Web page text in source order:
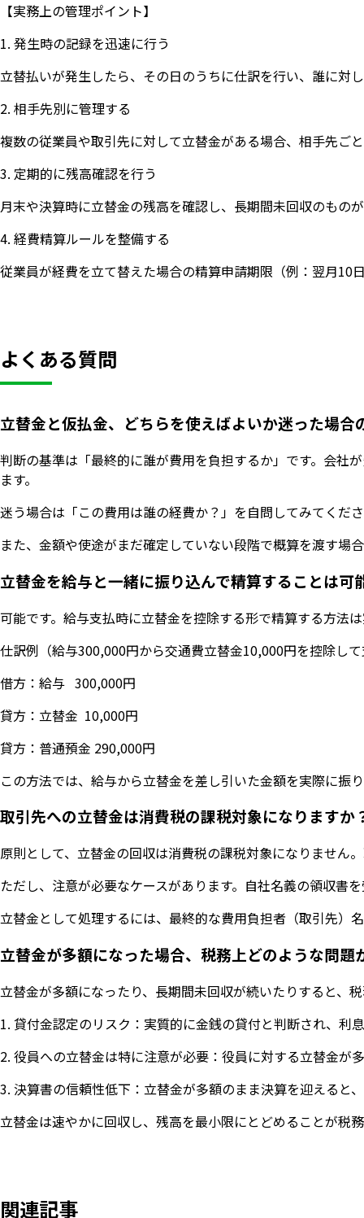
【実務上の管理ポイント】
1. 発生時の記録を迅速に行う
立替払いが発生したら、その日のうちに仕訳を行い、誰に対
2. 相手先別に管理する
複数の従業員や取引先に対して立替金がある場合、相手先ご
3. 定期的に残高確認を行う
月末や決算時に立替金の残高を確認し、長期間未回収のもの
4. 経費精算ルールを整備する
従業員が経費を立て替えた場合の精算申請期限（例：翌月10
よくある質問
立替金と仮払金、どちらを使えばよいか迷った場合
判断の基準は「最終的に誰が費用を負担するか」です。会社
ます。
迷う場合は「この費用は誰の経費か？」を自問してみてくだ
また、金額や使途がまだ確定していない段階で概算を渡す場
立替金を給与と一緒に振り込んで精算することは可
可能です。給与支払時に立替金を控除する形で精算する方法
仕訳例（給与300,000円から交通費立替金10,000円を控除し
借方：給与 300,000円
貸方：立替金 10,000円
貸方：普通預金 290,000円
この方法では、給与から立替金を差し引いた金額を実際に振
取引先への立替金は消費税の課税対象になりますか
原則として、立替金の回収は消費税の課税対象になりません
ただし、注意が必要なケースがあります。自社名義の領収書
立替金として処理するには、最終的な費用負担者（取引先）
立替金が多額になった場合、税務上どのような問題
立替金が多額になったり、長期間未回収が続いたりすると、
1. 貸付金認定のリスク：実質的に金銭の貸付と判断され、利
2. 役員への立替金は特に注意が必要：役員に対する立替金が
3. 決算書の信頼性低下：立替金が多額のまま決算を迎えると
立替金は速やかに回収し、残高を最小限にとどめることが税
関連記事